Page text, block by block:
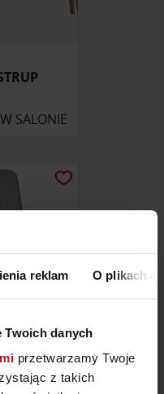
reklam O plikach
danych
przetwarzamy Twoje
z takich
SALONIE